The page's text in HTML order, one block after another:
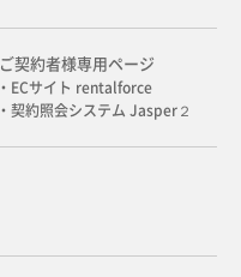
ご契約者様専用ページ
・ECサイト rentalforce
・契約照会システム Jasper２